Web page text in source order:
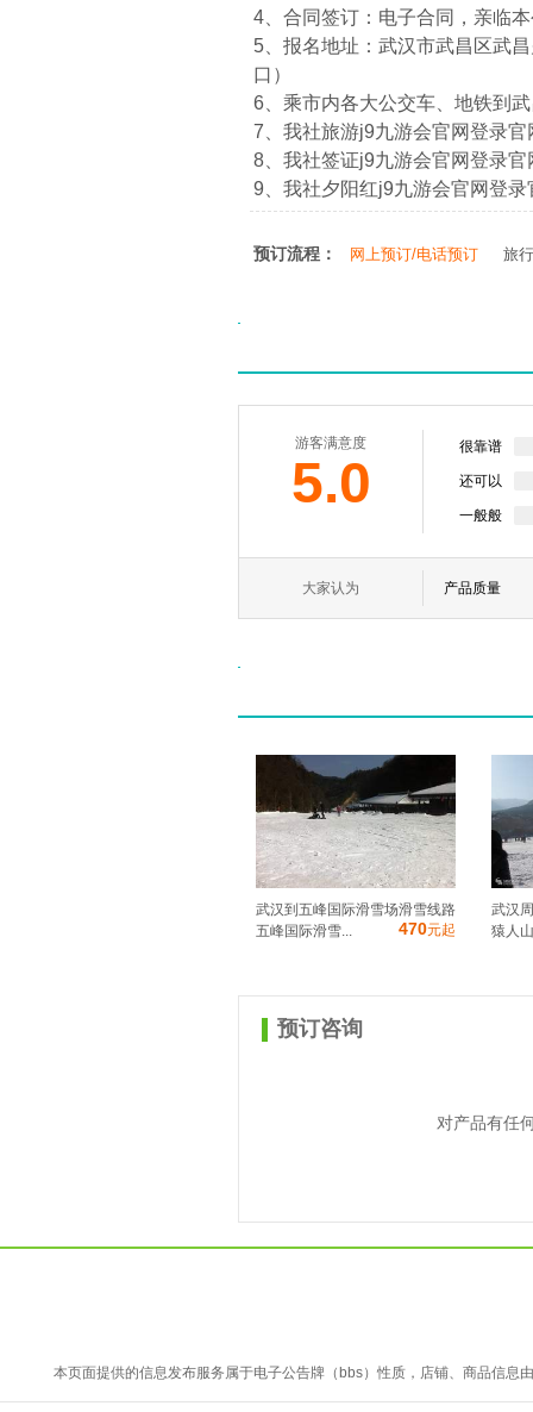
4、合同签订：电子合同，亲临
5、报名地址：武汉市武昌区武
口）
6、乘市内各大公交车、地铁到
7、我社旅游j9九游会官网登录
8、我社签证j9九游会官网登录
9、我社夕阳红j9九游会官网登
预订流程： 网上预订/电话预订 旅
游客满意度
5.0
很靠谱
还可以
一般般
大家认为 产品质量
武汉到五峰国际滑雪场滑雪线路
五峰国际滑雪...
470元起
武汉
猿人
预订咨询
对产品有任
本页面提供的信息发布服务属于电子公告牌（bbs）性质，店铺、商品信